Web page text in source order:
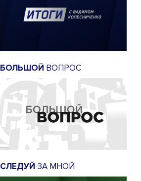
БОЛЬШОЙ ВОПРОС
СЛЕДУЙ ЗА МНОЙ